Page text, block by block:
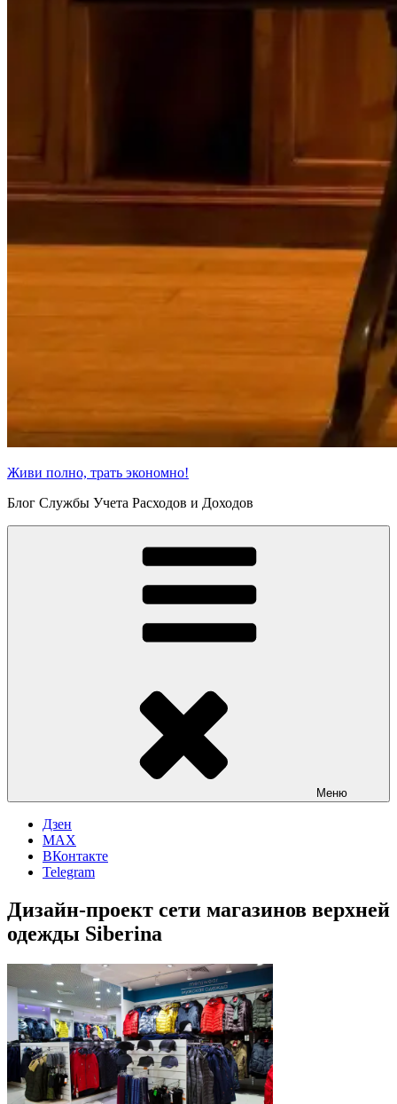
Живи полно, трать экономно!
Блог Службы Учета Расходов и Доходов
Меню
Дзен
MAX
ВКонтакте
Telegram
Дизайн-проект сети магазинов верхней
одежды Siberina